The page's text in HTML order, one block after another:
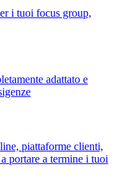
i tuoi focus group,
adattato e
piattaforme clienti,
portare a termine i tuoi